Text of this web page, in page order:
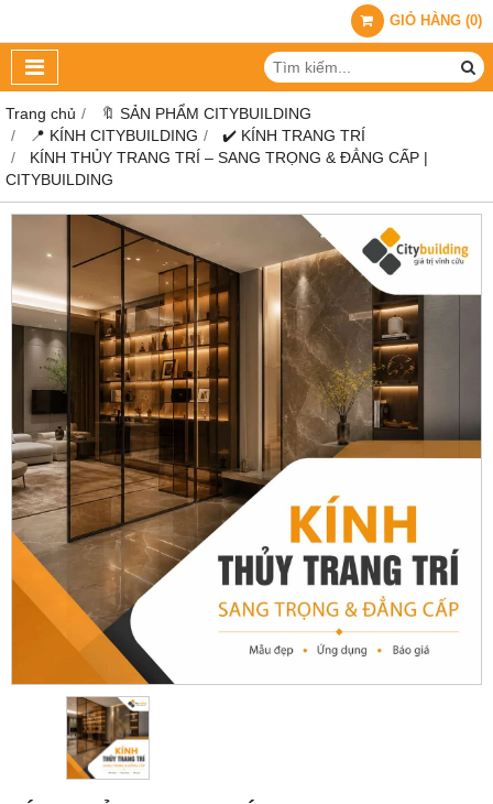
GIỎ HÀNG (0)
Trang chủ
🔖 SẢN PHẨM CITYBUILDING
📍 KÍNH CITYBUILDING
✔️ KÍNH TRANG TRÍ
KÍNH THỦY TRANG TRÍ – SANG TRỌNG & ĐẲNG CẤP |
CITYBUILDING